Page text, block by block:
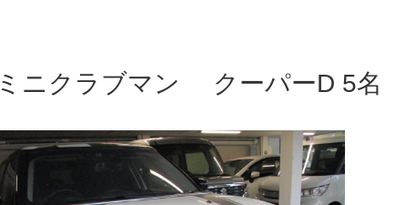
ミニクラブマン クーパーD 5名